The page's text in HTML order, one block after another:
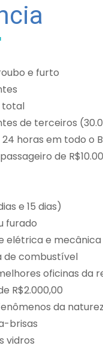
e furto
total
de terceiros
24 horas em todo o
de
e 15 dias)
furado
elétrica e mecânica
de combustível
oficinas da
R$2.000,00
da
brisas
vidros